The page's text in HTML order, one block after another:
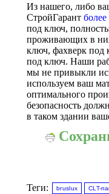
Из нашего, либо
СтройГарант более
под ключ,
проживающих в
ключ, фахверк под
под ключ. Наши
мы не привыкли
используем ваш
оптимального
безопасность
в таком здании
Теги: bruslux CLT-